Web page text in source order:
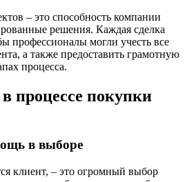
– это способность компании
решения. Каждая сделка
профессионалы могли учесть все
а также предоставить грамотную
процесса.
процессе покупки
в выборе
клиент, – это огромный выбор